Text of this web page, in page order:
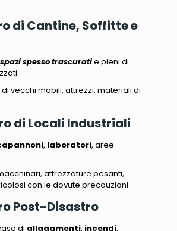
di Cantine, Soffitte e
spesso trascuratie pieni di
vecchi mobili, attrezzi, materiali di
di Locali Industriali
, laboratori, aree
attrezzature pesanti,
con le dovute precauzioni.
Post-Disastro
di allagamenti, incendi,